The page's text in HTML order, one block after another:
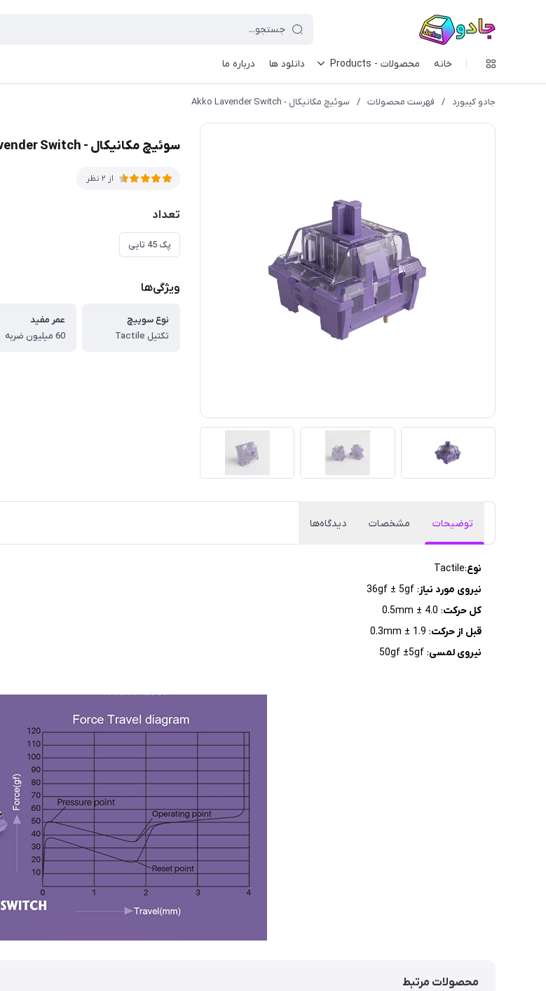
خانه محصولات - Products دانلود ها درباره ما
جادو کیبورد / فهرست محصولات / سوئیچ مکانیکال - Akko Lavender Switch
سوئیچ مکانیکال - Akko Lavender Switch
از 2 نظر
تعداد
پک 45 تایی
ویژگی‌ها
نوع سوییچ
تکتیل Tactile
عمر مفید
60 میلیون ضربه
توضیحات مشخصات دیدگاه‌ها
نوع:Tactile
نیروی مورد نیاز: 36gf ± 5gf
کل حرکت: 4.0 ± 0.5mm
قبل از حرکت: 1.9 ± 0.3mm
نیروی لمسی: 50gf ±5gf
محصولات مرتبط